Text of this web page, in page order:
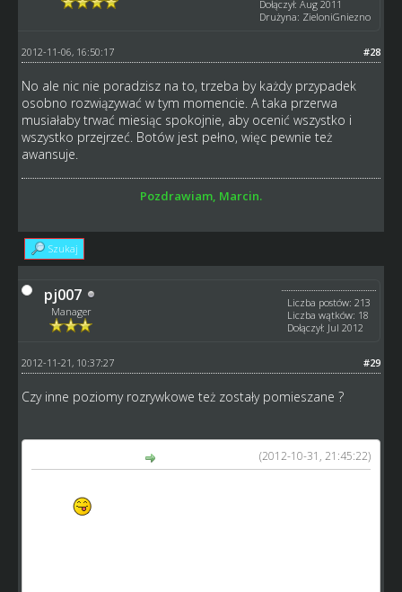
Dołączył: Aug 2011
Drużyna: ZieloniGniezno
#28
2012-11-06, 16:50:17
No ale nic nie poradzisz na to, trzeba by każdy przypadek
osobno rozwiązywać w tym momencie. A taka przerwa
musiałaby trwać miesiąc spokojnie, aby ocenić wszystko i
wszystko przejrzeć. Botów jest pełno, więc pewnie też
awansuje.
Pozdrawiam, Marcin.
Szukaj
pj007
Manager
Liczba postów: 213
Liczba wątków: 18
Dołączył: Jul 2012
#29
2012-11-21, 10:37:27
Czy inne poziomy rozrywkowe też zostały pomieszane ?
(2012-10-31, 21:45:22)
)